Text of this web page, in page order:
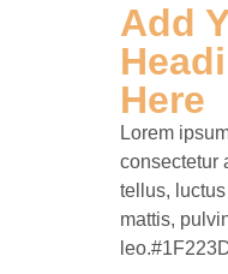
Add
Here
Lorem
consectetur
tellus,
mattis,